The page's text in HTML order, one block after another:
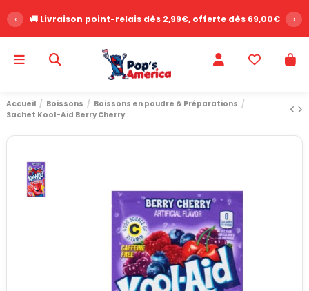
‹ 🚚 Livraison point-relais dès 2,99€, offerte dès 69,00€ ›
Accueil Boissons
Boissons en poudre & Préparations
Sachet Kool-Aid Berry Cherry